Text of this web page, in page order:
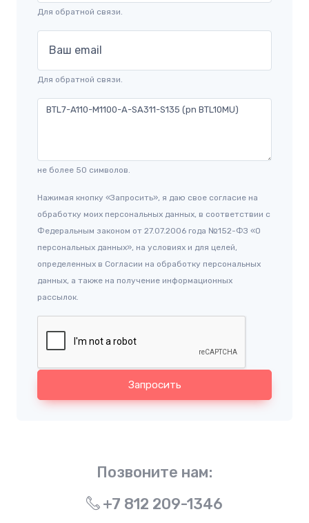
Для обратной связи.
Ваш email
Для обратной связи.
не более 50 символов.
Нажимая кнопку «Запросить», я даю свое согласие на
обработку моих персональных данных, в соответствии с
Федеральным законом от 27.07.2006 года №152-ФЗ «О
персональных данных», на условиях и для целей,
определенных в Согласии на обработку персональных
данных, а также на получение информационных
рассылок.
Запросить
Позвоните нам:
+7 812 209-1346